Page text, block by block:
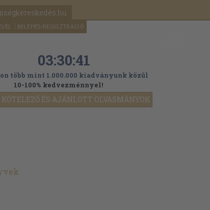
BELÉPÉS/REGISZTRÁCIÓ
KÖTELEZŐ ÉS AJÁNLOTT OLVASMÁNYOK
03:30:39
több mint 1.000.000 kiadványunk közül
10-100% kedvezménnyel!